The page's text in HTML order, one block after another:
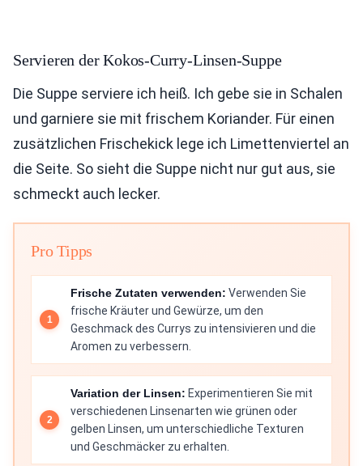
Servieren der Kokos-Curry-Linsen-Suppe
Die Suppe serviere ich heiß. Ich gebe sie in Schalen
und garniere sie mit frischem Koriander. Für einen
zusätzlichen Frischekick lege ich Limettenviertel an
die Seite. So sieht die Suppe nicht nur gut aus, sie
schmeckt auch lecker.
Pro Tipps
Frische Zutaten verwenden: Verwenden Sie
frische Kräuter und Gewürze, um den
Geschmack des Currys zu intensivieren und die
Aromen zu verbessern.
Variation der Linsen: Experimentieren Sie mit
verschiedenen Linsenarten wie grünen oder
gelben Linsen, um unterschiedliche Texturen
und Geschmäcker zu erhalten.